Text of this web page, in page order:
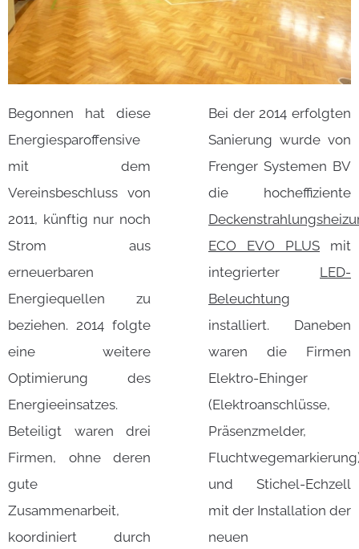
Begonnen hat diese
Energiesparoffensive
mit dem
Vereinsbeschluss von
2011, künftig nur noch
Strom aus
erneuerbaren
Energiequellen zu
beziehen. 2014 folgte
eine weitere
Optimierung des
Energieeinsatzes.
Beteiligt waren drei
Firmen, ohne deren
gute
Zusammenarbeit,
koordiniert durch
Bei der 2014 erfolgten
Sanierung wurde von
Frenger Systemen BV
die hocheffiziente
ECO EVO PLUS mit
integrierter LED-
Beleuchtung
installiert. Daneben
waren die Firmen
Elektro-Ehinger
(Elektroanschlüsse,
Präsenzmelder,
und Stichel-Echzell
mit der Installation der
neuen